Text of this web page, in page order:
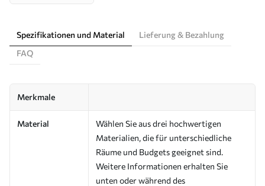
Spezifikationen und Material
Lieferung & Bezahlung
FAQ
Merkmale
Material
Wählen Sie aus drei hochwertigen
Materialien, die für unterschiedliche
Räume und Budgets geeignet sind.
Weitere Informationen erhalten Sie
unten oder während des